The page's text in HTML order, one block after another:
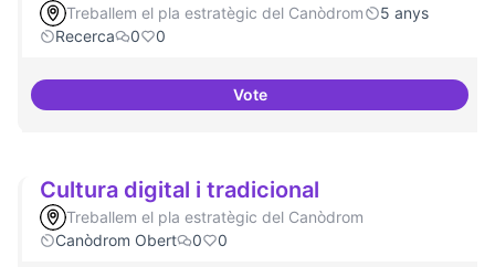
Treballem el pla estratègic del Canòdrom
5 anys
Recerca
0 0
VoteModel exportable - guifinet a
Cultura digital i tradicional
Treballem el pla estratègic del Canòdrom
Canòdrom Obert
0 0